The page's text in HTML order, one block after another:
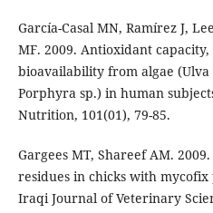
García-Casal MN, Ramírez J,
MF. 2009. Antioxidant
bioavailability from algae (Ulva
Porphyra sp.) in human
Nutrition, 101(01), 79-85.
Gargees MT, Shareef AM.
residues in chicks with
Iraqi Journal of Veterinary